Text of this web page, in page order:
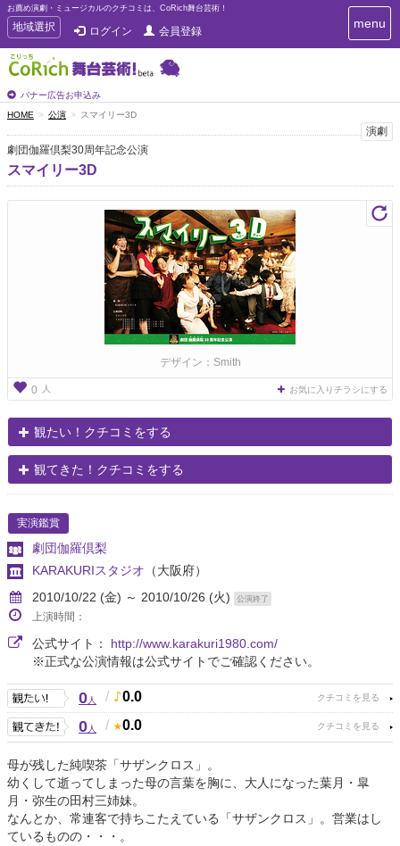
お薦め演劇・ミュージカルのクチコミは、CoRich舞台芸術！
T
o
g
g
e
n
a
v
i
g
地域選択 ログイン 会員登録
バナー広告お申込み
T
o
i
g
menu
HOME 公演 スマイリー3D
演劇
劇団伽羅倶梨30周年記念公演
スマイリー3D
デザイン：Smith
0 人 お気に入りチラシにする
観たい！クチコミをする
観てきた！クチコミをする
実演鑑賞
劇団伽羅倶梨
KARAKURIスタジオ （大阪府）
2010/10/22 (金) ～ 2010/10/26 (火)
公演終了
上演時間：
公式サイト： http://www.karakuri1980.com/
※正式な公演情報は公式サイトでご確認ください。
0人 / 0.0
0人 / 0.0
母が残した純喫茶「サザンクロス」。
幼くして逝ってしまった母の言葉を胸に、大人になった葉月・皐
月・弥生の田村三姉妹。
なんとか、常連客で持ちこたえている「サザンクロス」。営業はし
ているものの・・・。